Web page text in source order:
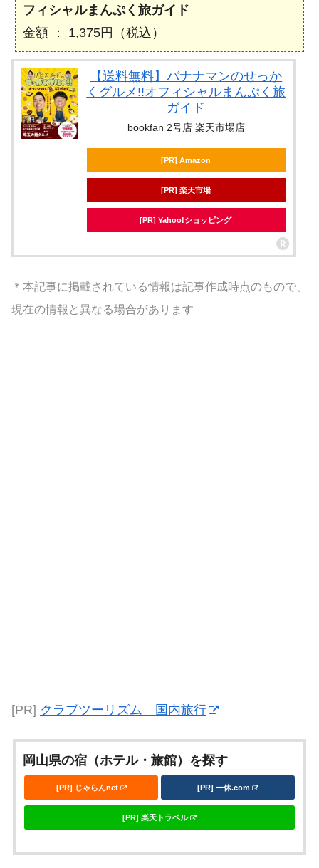
フィシャルまんぷく旅ガイド
金額 ： 1,375円（税込）
【送料無料】バナナマンのせっか
くグルメ!!オフィシャルまんぷく旅
ガイド
bookfan 2号店 楽天市場店
[PR] Amazon
[PR] 楽天市場
[PR] Yahoo!ショッピング
＊本記事に掲載されている情報は記事作成時点のもので、
現在の情報と異なる場合があります
[PR] クラブツーリズム 国内旅行
岡山県の宿（ホテル・旅館）を探す
[PR] じゃらんnet [PR] 一休.com
[PR] 楽天トラベル